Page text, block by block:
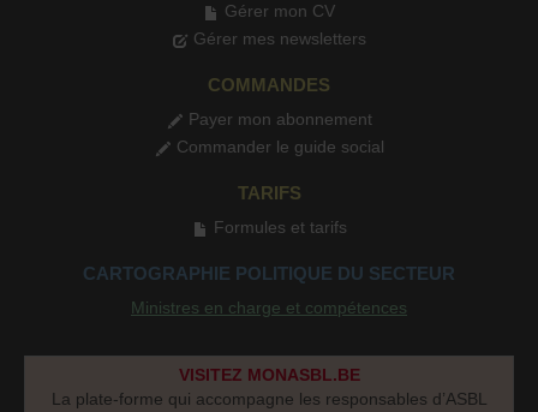
Gérer mon CV
Gérer mes newsletters
COMMANDES
Payer mon abonnement
Commander le guide social
TARIFS
Formules et tarifs
CARTOGRAPHIE POLITIQUE DU SECTEUR
Ministres en charge et compétences
VISITEZ MONASBL.BE
La plate-forme qui accompagne les responsables d’ASBL